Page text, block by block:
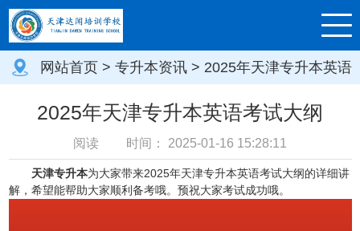
网站首页 > 专升本资讯 > 2025年天津专升本英语
考试大纲
2025年天津专升本英语考试大纲
阅读 时间： 2025-01-16 15:28:11
天津专升本为大家带来2025年天津专升本英语考试大纲的详细讲
解，希望能帮助大家顺利备考哦。预祝大家考试成功哦。